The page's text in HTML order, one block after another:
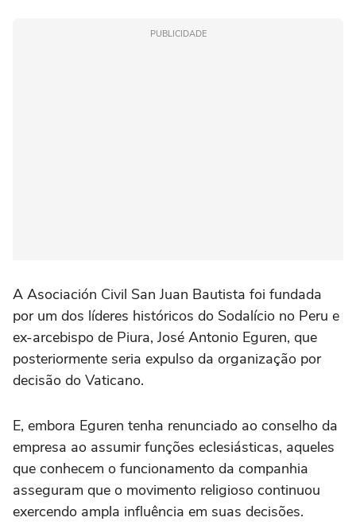
PUBLICIDADE
A Asociación Civil San Juan Bautista foi fundada
por um dos líderes históricos do Sodalício no Peru e
ex-arcebispo de Piura, José Antonio Eguren, que
posteriormente seria expulso da organização por
decisão do Vaticano.
E, embora Eguren tenha renunciado ao conselho da
empresa ao assumir funções eclesiásticas, aqueles
que conhecem o funcionamento da companhia
asseguram que o movimento religioso continuou
exercendo ampla influência em suas decisões.